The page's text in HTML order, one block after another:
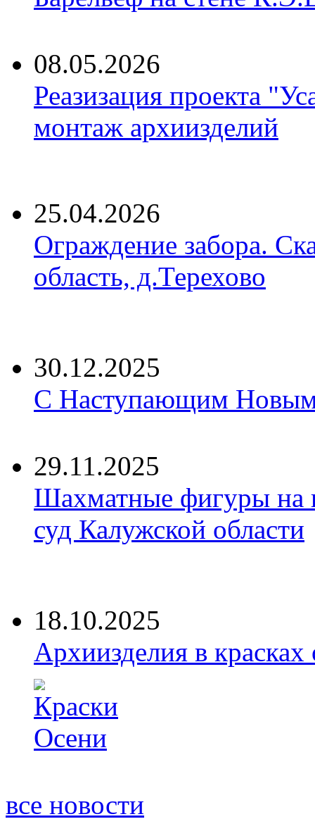
08.05.2026
Реазизация проекта
монтаж архиизделий
25.04.2026
Ограждение забора.
область, д.Терехово
30.12.2025
С Наступающим Новым
29.11.2025
Шахматные фигуры на
суд Калужской области
18.10.2025
Архиизделия в красках
все новости